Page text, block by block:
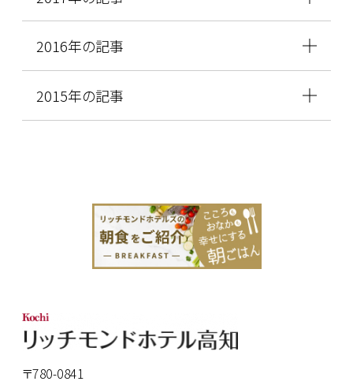
2016年の記事
2015年の記事
〒780-0841